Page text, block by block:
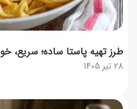
28 تیر 1405
طرز تهیه پاستا ساده؛ سریع،